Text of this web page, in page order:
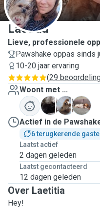
Laetitia
Lieve, professionele
Pawshake oppas sinds
10-20 jaar ervaring
(29
Woont met ...
B
K
P
Actief in de
6 terugkerende
Laatst actief
2 dagen geleden
Laatst gecontacteerd
12 dagen geleden
Over Laetitia
Hey!